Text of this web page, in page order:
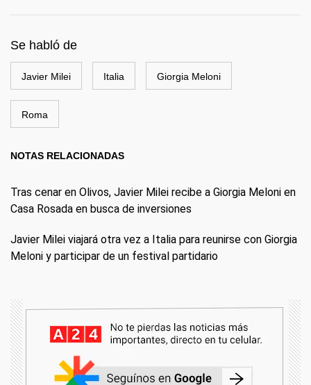
Se habló de
Javier Milei Italia Giorgia Meloni
Roma
NOTAS RELACIONADAS
Tras cenar en Olivos, Javier Milei recibe a Giorgia Meloni en
Casa Rosada en busca de inversiones
Javier Milei viajará otra vez a Italia para reunirse con Giorgia
Meloni y participar de un festival partidario